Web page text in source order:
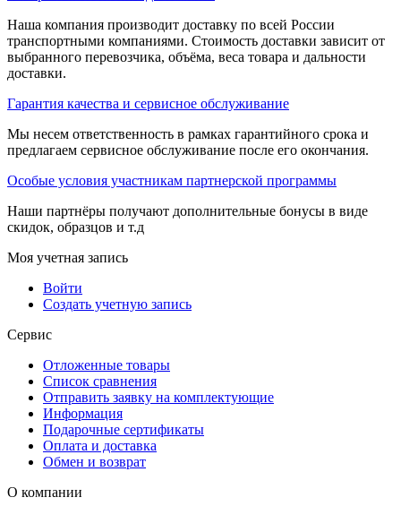
Наша компания производит доставку по всей России
транспортными компаниями. Стоимость доставки зависит от
выбранного перевозчика, объёма, веса товара и дальности
доставки.
Гарантия качества и сервисное обслуживание
Мы несем ответственность в рамках гарантийного срока и
предлагаем сервисное обслуживание после его окончания.
Особые условия участникам партнерской программы
Наши партнёры получают дополнительные бонусы в виде
скидок, образцов и т.д
Моя учетная запись
Войти
Создать учетную запись
Сервис
Отложенные товары
Список сравнения
Отправить заявку на комплектующие
Информация
Подарочные сертификаты
Оплата и доставка
Обмен и возврат
О компании